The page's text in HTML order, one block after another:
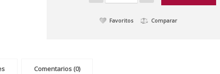
Favoritos Comparar
Comentarios (0)